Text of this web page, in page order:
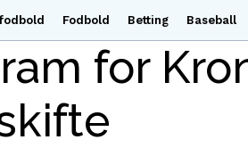
Fodbold Betting Baseball
for